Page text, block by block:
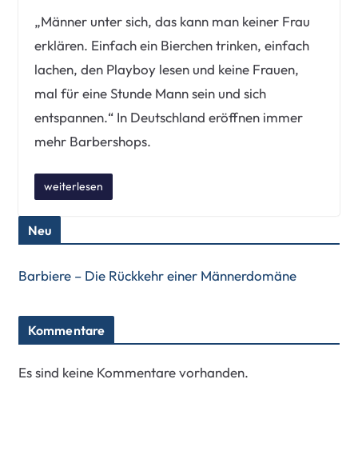
„Männer unter sich, das kann man keiner Frau
erklären. Einfach ein Bierchen trinken, einfach
lachen, den Playboy lesen und keine Frauen,
mal für eine Stunde Mann sein und sich
entspannen.“ In Deutschland eröffnen immer
mehr Barbershops.
weiterlesen
Neu
Barbiere – Die Rückkehr einer Männerdomäne
Kommentare
Es sind keine Kommentare vorhanden.